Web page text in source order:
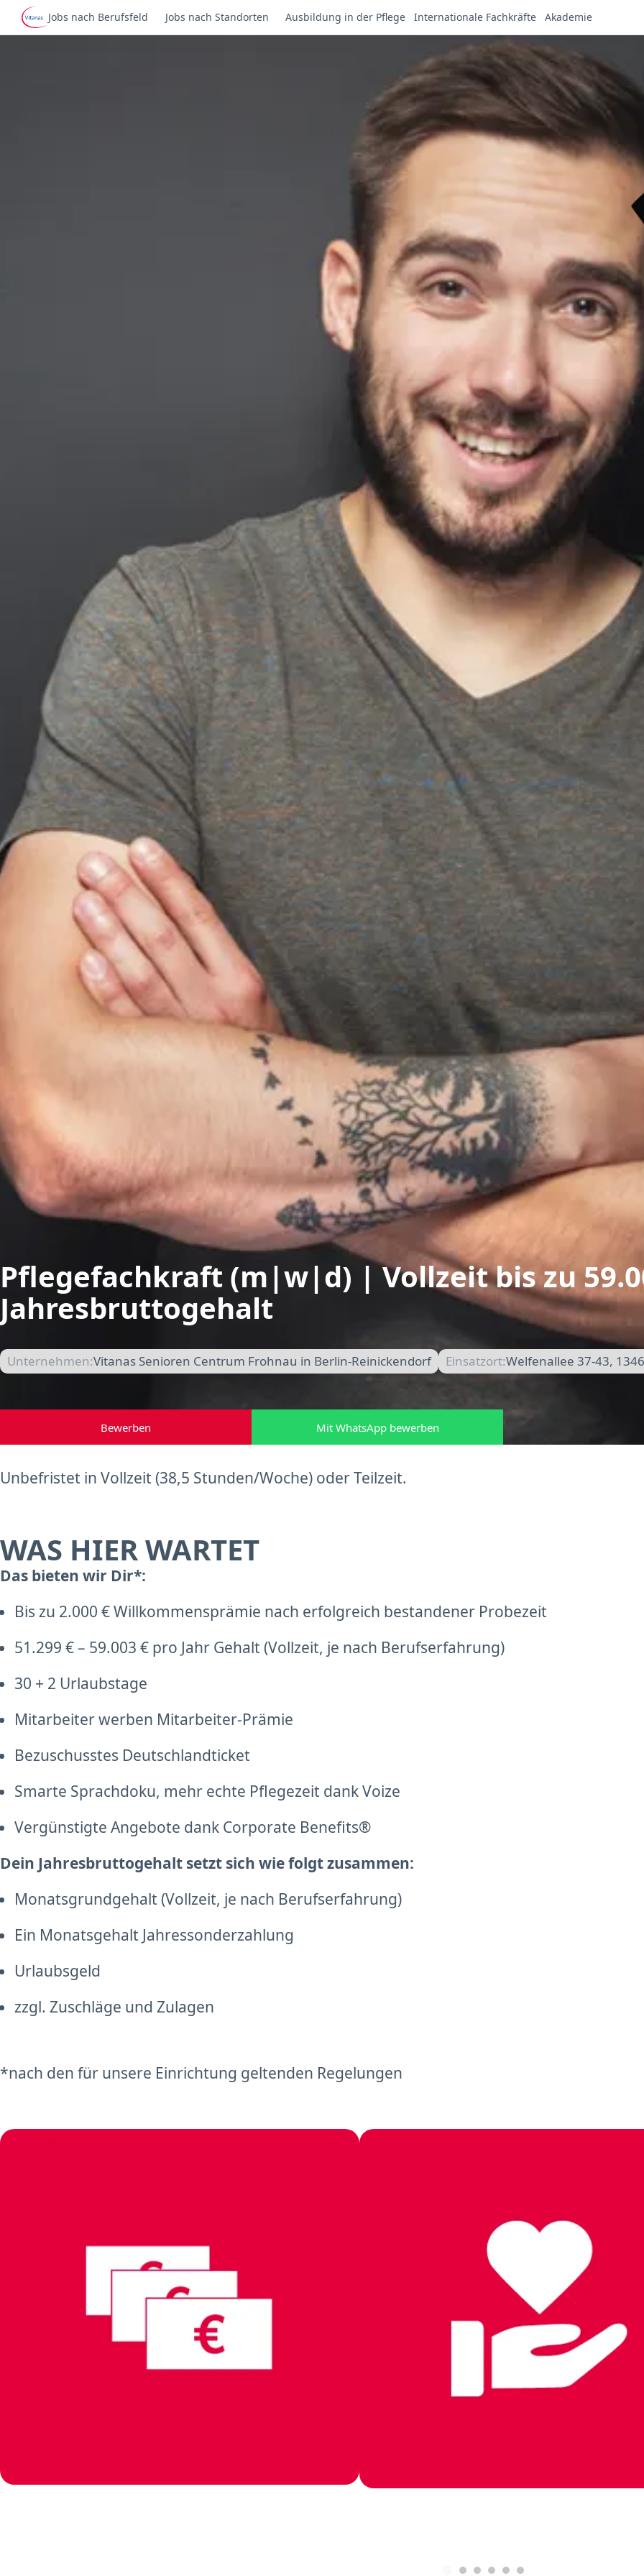
Jobs nach Berufsfeld Jobs nach Standorten Ausbildung in der Pflege Internationale Fachkräfte Akademie
Pflegefachkraft (m|w|d) | Vollzeit bis zu
Jahresbruttogehalt
Unternehmen:Vitanas Senioren Centrum Frohnau in Berlin-Reinickendorf Einsatzort:Welfenallee 37-43,
Bewerben Mit WhatsApp bewerben
Unbefristet in Vollzeit (38,5 Stunden/Woche) oder Teilzeit.
WAS HIER WARTET
Das bieten wir Dir*:
Bis zu 2.000 € Willkommensprämie nach erfolgreich bestandener Probezeit
51.299 € – 59.003 € pro Jahr Gehalt (Vollzeit, je nach Berufserfahrung)
30 + 2 Urlaubstage
Mitarbeiter werben Mitarbeiter-Prämie
Bezuschusstes Deutschlandticket
Smarte Sprachdoku, mehr echte Pflegezeit dank Voize
Vergünstigte Angebote dank Corporate Benefits®
Dein Jahresbruttogehalt setzt sich wie folgt zusammen:
Monatsgrundgehalt (Vollzeit, je nach Berufserfahrung)
Ein Monatsgehalt Jahressonderzahlung
Urlaubsgeld
zzgl. Zuschläge und Zulagen
*nach den für unsere Einrichtung geltenden Regelungen